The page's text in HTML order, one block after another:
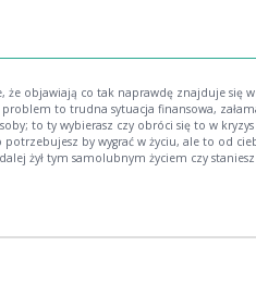
że objawiają co tak naprawdę znajduje się
to trudna sytuacja finansowa,
to ty wybierasz czy obróci się to w kryzys
potrzebujesz by wygrać w życiu, ale to od